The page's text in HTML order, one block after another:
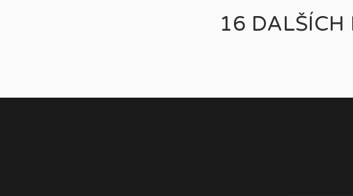
16 DALŠÍCH